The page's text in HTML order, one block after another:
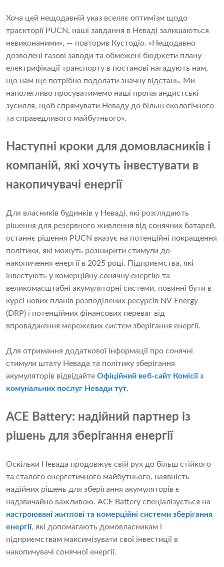
Хоча цей нещодавній указ вселяє оптимізм щодо
траєкторії PUCN, наші завдання в Неваді залишаються
невиконаними», — повторив Кустодіо. «Нещодавно
дозволені газові заводи та обмежені бюджети плану
електрифікації транспорту в постанові нагадують нам,
що нам ще потрібно подолати значну відстань. Ми
наполегливо просуватимемо наші пропагандистські
зусилля, щоб спрямувати Неваду до більш екологічного
та справедливого майбутнього».
Наступні кроки для домовласників і
компаній, які хочуть інвестувати в
накопичувачі енергії
Для власників будинків у Неваді, які розглядають
рішення для резервного живлення від сонячних батарей,
останнє рішення PUCN вказує на потенційні покращення
політики, які можуть розширити стимули до
накопичення енергії в 2025 році. Підприємства, які
інвестують у комерційну сонячну енергію та
великомасштабні акумуляторні системи, повинні бути в
курсі нових планів розподілених ресурсів NV Energy
(DRP) і потенційних фінансових переваг від
впровадження мережевих систем зберігання енергії.
Для отримання додаткової інформації про сонячні
стимули штату Невада та політику зберігання
акумуляторів відвідайте Офіційний веб-сайт Комісії з
комунальних послуг Невади тут.
ACE Battery: надійний партнер із
рішень для зберігання енергії
Оскільки Невада продовжує свій рух до більш стійкого
та сталого енергетичного майбутнього, наявність
надійних рішень для зберігання акумуляторів є
надзвичайно важливою. ACE Battery спеціалізується на
настроювані житлові та комерційні системи зберігання
енергії, які допомагають домовласникам і
підприємствам максимізувати свої інвестиції в
накопичувачі сонячної енергії.